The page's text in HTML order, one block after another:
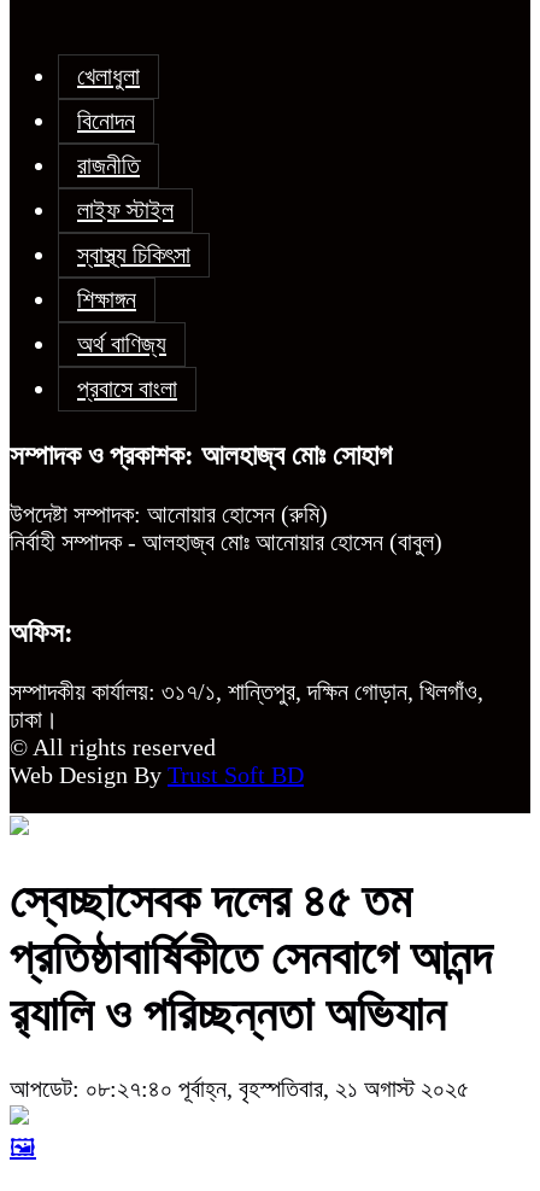
খেলাধুলা
বিনোদন
রাজনীতি
লাইফ স্টাইল
স্বাস্থ্য চিকিৎসা
শিক্ষাঙ্গন
অর্থ বাণিজ্য
প্রবাসে বাংলা
সম্পাদক ও প্রকাশক: আলহাজ্ব মোঃ সোহাগ
উপদেষ্টা সম্পাদক: আনোয়ার হোসেন (রুমি)
নির্বাহী সম্পাদক - আলহাজ্ব মোঃ আনোয়ার হোসেন (বাবুল)
অফিস:
সম্পাদকীয় কার্যালয়: ৩১৭/১, শান্তিপুর, দক্ষিন গোড়ান, খিলগাঁও,
ঢাকা।
© All rights reserved
Web Design By Trust Soft BD
স্বেচ্ছাসেবক দলের ৪৫ তম
প্রতিষ্ঠাবার্ষিকীতে সেনবাগে আনন্দ
র‌্যালি ও পরিচ্ছন্নতা অভিযান
আপডেট: ০৮:২৭:৪০ পূর্বাহ্ন, বৃহস্পতিবার, ২১ অগাস্ট ২০২৫
🖼️